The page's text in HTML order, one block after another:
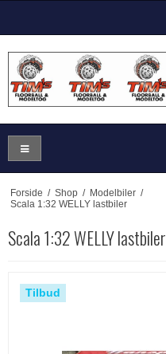
Forside / Shop / Modelbiler /
Scala 1:32 WELLY lastbiler
Scala 1:32 WELLY lastbiler
Tilbud